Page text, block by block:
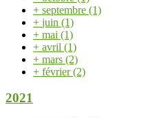
+ septembre (1)
+ juin (1)
+ mai (1)
+ avril (1)
+ mars (2)
+ février(2)
2021